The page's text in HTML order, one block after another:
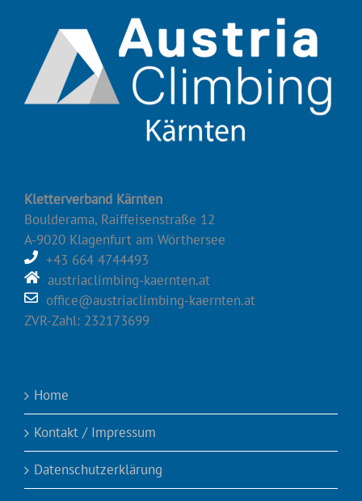
Kletterverband Kärnten
Boulderama, Raiffeisenstraße 12
A-9020 Klagenfurt am Wörthersee
+43 664 4744493
austriaclimbing-kaernten.at
office@austriaclimbing-kaernten.at
ZVR-Zahl: 232173699
Home
Kontakt / Impressum
Datenschutzerklärung